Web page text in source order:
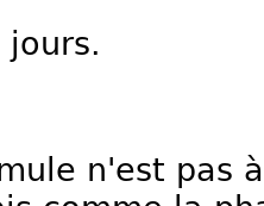
jours.
n'est pas